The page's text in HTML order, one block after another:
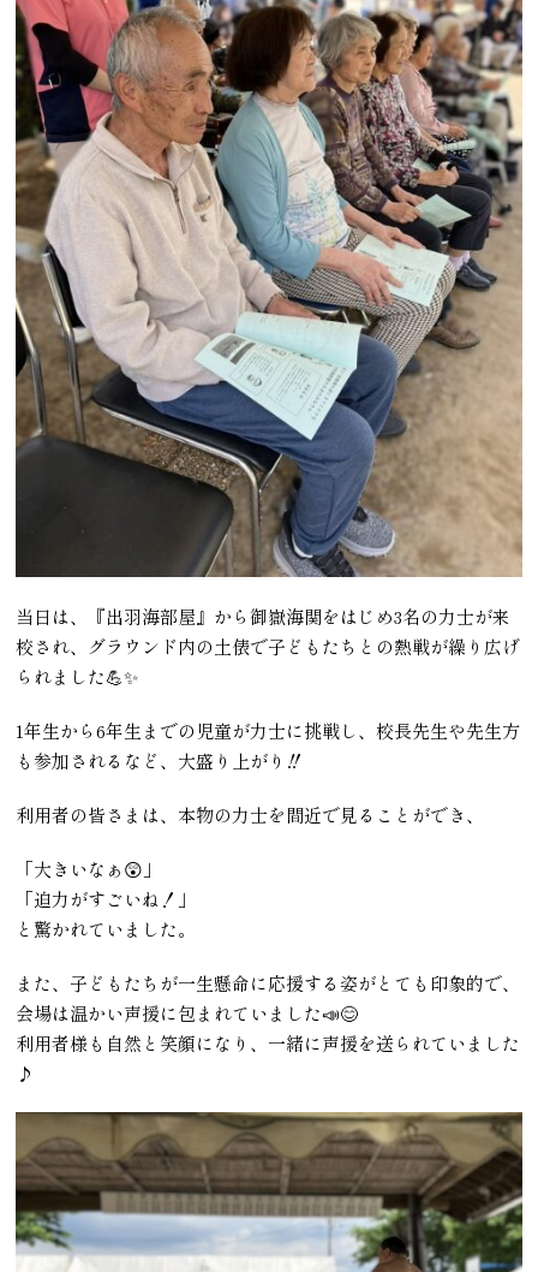
当日は、『出羽海部屋』から御嶽海関をはじめ3名の力士が来
校され、グラウンド内の土俵で子どもたちとの熱戦が繰り広げ
られました💪✨
1年生から6年生までの児童が力士に挑戦し、校長先生や先生方
も参加されるなど、大盛り上がり‼️
利用者の皆さまは、本物の力士を間近で見ることができ、
「大きいなぁ😲」
「迫力がすごいね！」
と驚かれていました。
また、子どもたちが一生懸命に応援する姿がとても印象的で、
会場は温かい声援に包まれていました📣😊
利用者様も自然と笑顔になり、一緒に声援を送られていました
♪